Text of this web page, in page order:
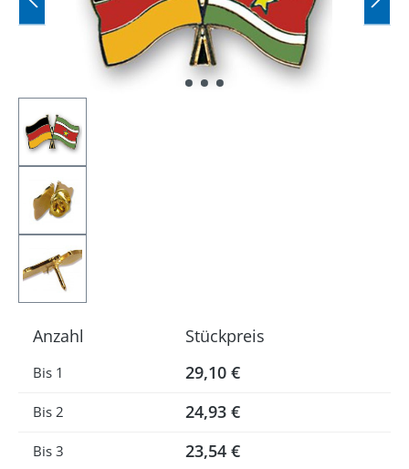
Anzahl Stückpreis
Bis 1 29,10 €
Bis2 24,93 €
Bis3 23,54 €